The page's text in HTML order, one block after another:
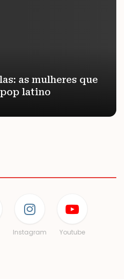
as mulheres que
latino
Instagram Youtube